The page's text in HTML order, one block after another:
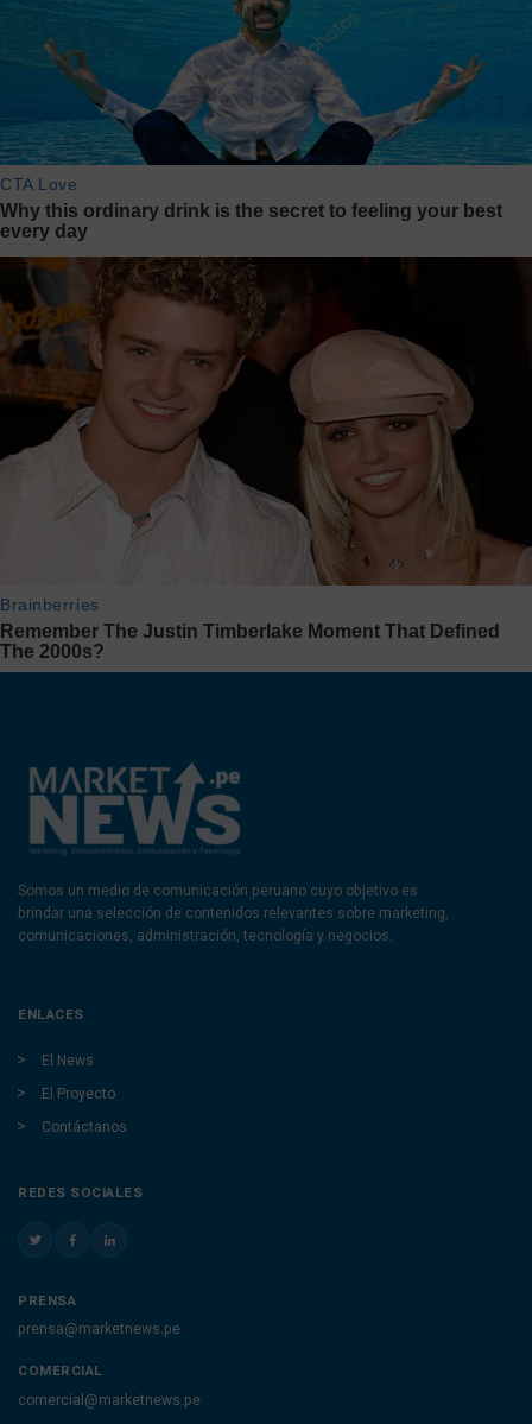
Somos un medio de comunicación peruano cuyo objetivo es
brindar una selección de contenidos relevantes sobre marketing,
comunicaciones, administración, tecnología y negocios.
ENLACES
El News
El Proyecto
Contáctanos
REDES SOCIALES
PRENSA
prensa@marketnews.pe
COMERCIAL
comercial@marketnews.pe